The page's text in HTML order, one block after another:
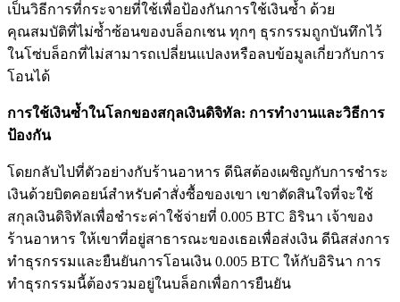
เป็นวิธีการที่กระจายที่ใช้เพื่อป้องกันการใช้เงินซ้ำ ด้วย
คุณสมบัติที่ไม่ซ้ำซ้อนของบล็อกเชน ทุกๆ ธุรกรรมถูกบันทึกไว้
ในโซ่บล็อกที่ไม่สามารถเปลี่ยนแปลงหรือลบข้อมูลเกี่ยวกับการ
โอนได้
การใช้เงินซ้ำในโลกของสกุลเงินดิจิทัล: การทำงานและวิธีการ
ป้องกัน
โดยกลับไปที่ตัวอย่างกับร้านอาหาร ดีนิสต้องเผชิญกับการชำระ
เงินด้วยบิตคอยน์สำหรับคำสั่งซื้อของเขา เขาตัดสินใจที่จะใช้
สกุลเงินดิจิทัลเพื่อชำระค่าใช้จ่ายที่ 0.005 BTC อิรินา เจ้าของ
ร้านอาหาร ให้เขาที่อยู่สาธารณะของเธอเพื่อส่งเงิน ดีนิสส่งการ
ทำธุรกรรมและยืนยันการโอนเงิน 0.005 BTC ให้กับอิรินา การ
ทำธุรกรรมนี้ต้องรวมอยู่ในบล็อกเพื่อการยืนยัน